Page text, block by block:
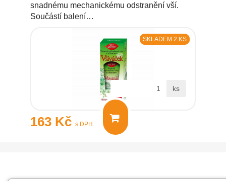
snadnému mechanickému odstranění vší.
Součástí balení…
SKLADEM 2 KS
163 Kč s DPH
ks